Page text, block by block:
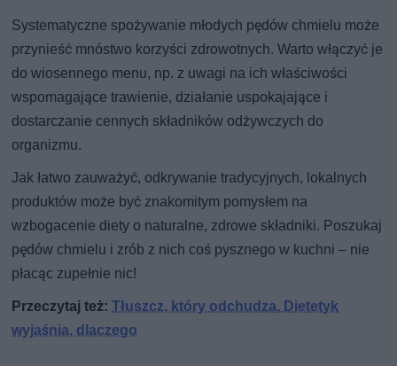
Systematyczne spożywanie młodych pędów chmielu może
przynieść mnóstwo korzyści zdrowotnych. Warto włączyć je
do wiosennego menu, np. z uwagi na ich właściwości
wspomagające trawienie, działanie uspokajające i
dostarczanie cennych składników odżywczych do
organizmu.
Jak łatwo zauważyć, odkrywanie tradycyjnych, lokalnych
produktów może być znakomitym pomysłem na
wzbogacenie diety o naturalne, zdrowe składniki. Poszukaj
pędów chmielu i zrób z nich coś pysznego w kuchni – nie
płacąc zupełnie nic!
Przeczytaj też:Tłuszcz, który odchudza. Dietetyk
wyjaśnia, dlaczego